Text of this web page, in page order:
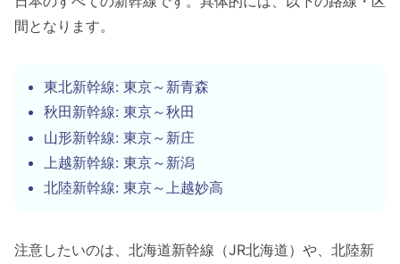
間となります。
東北新幹線: 東京～新青森
秋田新幹線: 東京～秋田
山形新幹線: 東京～新庄
上越新幹線: 東京～新潟
北陸新幹線: 東京～上越妙高
注意したいのは、北海道新幹線（JR北海道）や、北陸新